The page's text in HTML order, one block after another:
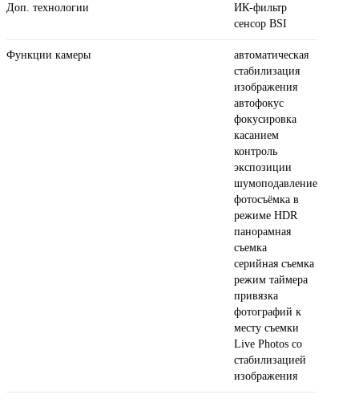
Доп. технологии
ИК-фильтр
сенсор BSI
Функции камеры
автоматическая
стабилизация
изображения
автофокус
фокусировка
касанием
контроль
экспозиции
шумоподавление
фотосъёмка в
режиме HDR
панорамная
съемка
серийная съемка
режим таймера
привязка
фотографий к
месту съемки
Live Photos со
стабили­зацией
изображения